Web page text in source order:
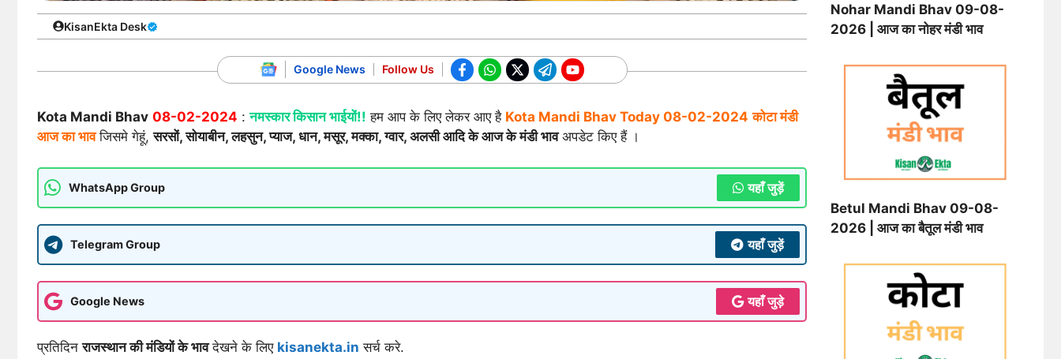
KisanEkta Desk
Google News Follow Us
Kota Mandi Bhav 08-02-2024 :नमस्कार किसान भाईयों!! हम आप के लिए लेकर आए है Kota Mandi Bhav Today 08-02-2024 कोटा मंडी
आज का भावजिसमे गेहूं,सरसों, सोयाबीन, लहसुन, प्याज, धान, मसूर, मक्का, ग्वार, अलसी आदि के आज के मंडी भावअपडेट किए हैं ।
WhatsApp Group यहाँ जुड़ें
Telegram Group यहाँ जुड़ें
Google News यहाँ जुड़े
प्रतिदिनराजस्थान की मंडियों के भावदेखने के लिए kisanekta.in सर्च करे.
Nohar Mandi Bhav 09-08-
2026 | आज का नोहर मंडी भाव
Betul Mandi Bhav 09-08-
2026 | आज का बैतूल मंडी भाव